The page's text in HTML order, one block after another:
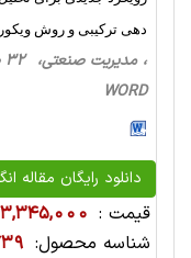
دهی ترکیبی و روش
WORD
دانلود رایگان مقاله
قیمت : 3,345,000 ریال
شناسه محصول: